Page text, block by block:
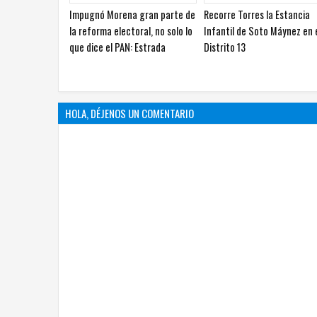
Con nueva entrega, Zubía suma
380 toneladas de apoyo en
Jiménez
Diputadas revisan avances de
programa para mejorar
escuelas en Chihuahua
HOLA, DÉJENOS UN COMENTARIO